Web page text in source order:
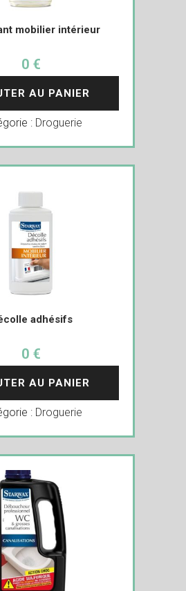
mobilier intérieur
0 €
AU PANIER
: Droguerie
adhésifs
0 €
AU PANIER
: Droguerie